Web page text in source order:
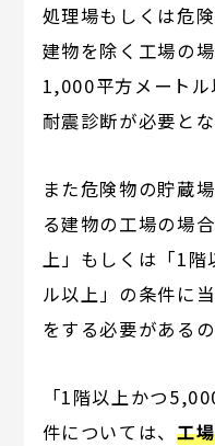
処理場もしくは危
建物を除く工場の
1,000平方メートル
耐震診断が必要とな
また危険物の貯蔵
る建物の工場の場
上」もしくは「1
ル以上」の条件に
をする必要があるの
「1階以上かつ
件については、 工